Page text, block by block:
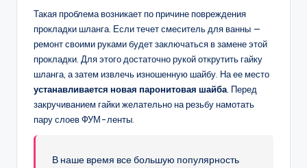
Такая проблема возникает по причине повреждения
прокладки шланга. Если течет смеситель для ванны —
ремонт своими руками будет заключаться в замене этой
прокладки. Для этого достаточно рукой открутить гайку
шланга, а затем извлечь изношенную шайбу. На ее место
устанавливается новая паронитовая шайба. Перед
закручиванием гайки желательно на резьбу намотать
пару слоев ФУМ-ленты.
В наше время все большую популярность